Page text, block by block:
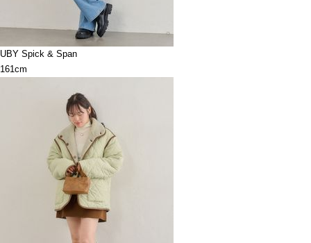
UBY Spick & Span
161cm